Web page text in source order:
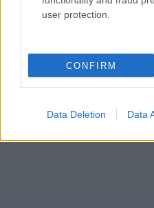
user protection.
CONFIRM
Data Deletion Data